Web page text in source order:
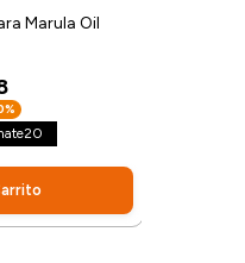
Marula Oil